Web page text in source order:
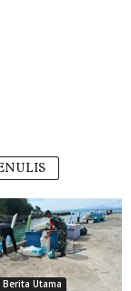
Berita Utama